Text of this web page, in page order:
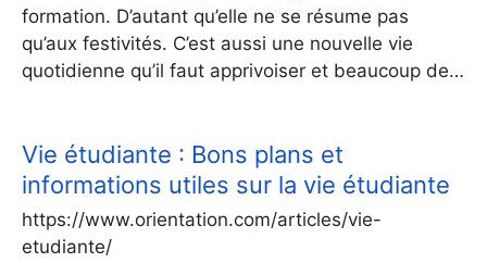
formation. D’autant qu’elle ne se résume pas
qu’aux festivités. C’est aussi une nouvelle vie
quotidienne qu’il faut apprivoiser et beaucoup de…
Vie étudiante : Bons plans et
informations utiles sur la vie étudiante
https://www.orientation.com/articles/vie-
etudiante/